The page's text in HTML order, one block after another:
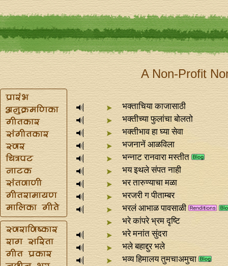
A Non-Profit
भक्ताचिया काजासाठी
भक्तीच्या फुलांचा बोलतो
भक्तीभाव हा घ्या सेवा
भजनानें आळविला
भन्‍नाट रानवारा मस्तीत
भय इथले संपत नाही
भर तारुण्याचा मळा
भरजरी ग पीताम्बर
भरलं आभाळ पावसाळी
भरे कांपरे भ्रम दृष्टि
भरे मनांत सुंदरा
भले बहाद्दुर भले
भव्य हिमालय तुमचाअमुचा